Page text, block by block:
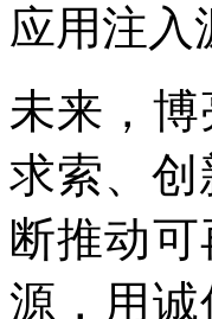
应用注入
未来，
求索、创
断推动
源，用